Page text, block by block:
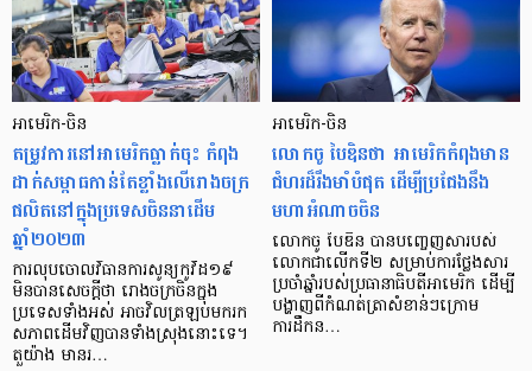
អាមេរិក-ចិន
តម្រូវការនៅអាមេរិកធ្លាក់ចុះ កំពុង
ដាក់សម្ពាធកាន់តែខ្លាំងលើរោងចក្រ
ផលិតនៅក្នុងប្រទេសចិននាដើម
ឆ្នាំ២០២៣
ការលុបចោលវិធានការសូន្យកូវីដ១៩
មិនបានសេចក្តីថា រោងចក្រចិនក្នុង
ប្រទេសទាំងអស់ អាចវិលត្រឡប់មករក
សភាពដើមវិញបានទាំងស្រុងនោះទេ។
តួយ៉ាង មានរ…
អាមេរិក-ចិន
លោកចូ បៃឌិនថា អាមេរិកកំពុងមាន
ជំហរដ៏រឹងមាំបំផុត ដើម្បីប្រជែងនឹង
មហាអំណាចចិន
លោកចូ បៃឌិន បានបញ្ចេញសារបស់
លោកជាលើកទី២ សម្រាប់ការថ្លែងសារ
ប្រចាំឆ្នាំរបស់ប្រធានាធិបតីអាមេរិក ដើម្បី
បង្ហាញពីកំណត់ត្រាសំខាន់ៗក្រោម
ការដឹកន…